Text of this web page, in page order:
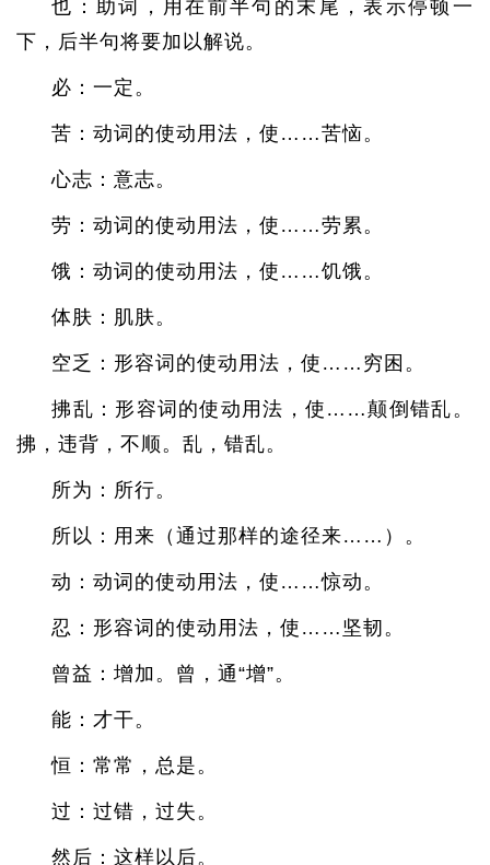
也：助词，用在前半句的末尾，表示停顿一
下，后半句将要加以解说。
必：一定。
苦：动词的使动用法，使……苦恼。
心志：意志。
劳：动词的使动用法，使……劳累。
饿：动词的使动用法，使……饥饿。
体肤：肌肤。
空乏：形容词的使动用法，使……穷困。
拂乱：形容词的使动用法，使……颠倒错乱。
拂，违背，不顺。乱，错乱。
所为：所行。
所以：用来（通过那样的途径来……）。
动：动词的使动用法，使……惊动。
忍：形容词的使动用法，使……坚韧。
曾益：增加。曾，通“增”。
能：才干。
恒：常常，总是。
过：过错，过失。
然后：这样以后。